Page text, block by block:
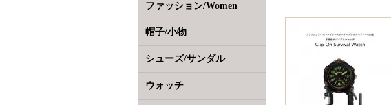
ファッション/Women
帽子/小物
シューズ/サンダル
ウォッチ